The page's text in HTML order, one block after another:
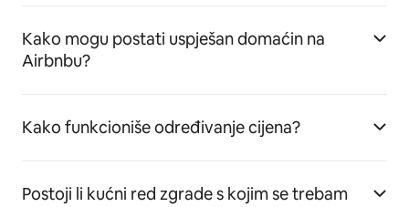
Kako mogu postati uspješan domaćin na
Airbnbu?
Kako funkcioniše određivanje cijena?
Postoji li kućni red zgrade s kojim se trebam